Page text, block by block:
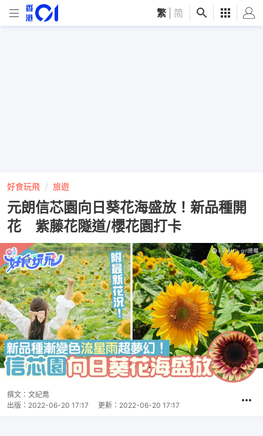
繁 简
好食玩飛 旅遊
元朗信芯園向日葵花海盛放！新品種開
花 紫藤花隧道/櫻花園打卡
撰文： 文紀喬
出版： 2022-06-20 17:17 更新： 2022-06-20 17:17